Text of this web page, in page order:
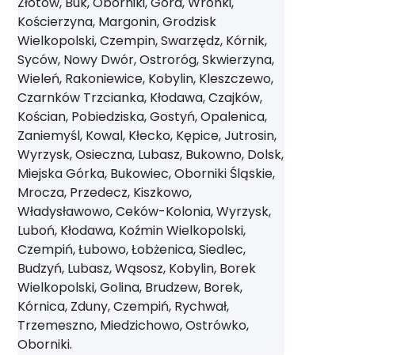
Kościerzyna, Margonin, Grodzisk
Wielkopolski, Czempin, Swarzędz, Kórnik,
Syców, Nowy Dwór, Ostroróg, Skwierzyna,
Wieleń, Rakoniewice, Kobylin, Kleszczewo,
Czarnków Trzcianka, Kłodawa, Czajków,
Kościan, Pobiedziska, Gostyń, Opalenica,
Zaniemyśl, Kowal, Kłecko, Kępice, Jutrosin,
Wyrzysk, Osieczna, Lubasz, Bukowno, Dolsk,
Miejska Górka, Bukowiec, Oborniki Śląskie,
Mrocza, Przedecz, Kiszkowo,
Władysławowo, Ceków-Kolonia, Wyrzysk,
Luboń, Kłodawa, Koźmin Wielkopolski,
Czempiń, Łubowo, Łobżenica, Siedlec,
Budzyń, Lubasz, Wąsosz, Kobylin, Borek
Wielkopolski, Golina, Brudzew, Borek,
Kórnica, Zduny, Czempiń, Rychwał,
Trzemeszno, Miedzichowo, Ostrówko,
Oborniki.